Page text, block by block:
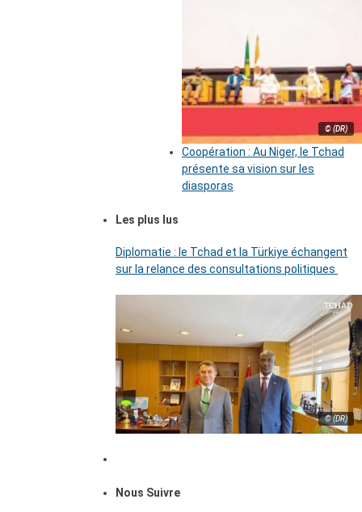
© (DR)
Coopération : Au Niger, le Tchad
présente sa vision sur les
diasporas
Les plus lus
Diplomatie : le Tchad et la Türkiye échangent
sur la relance des consultations politiques
© (DR)
Nous Suivre